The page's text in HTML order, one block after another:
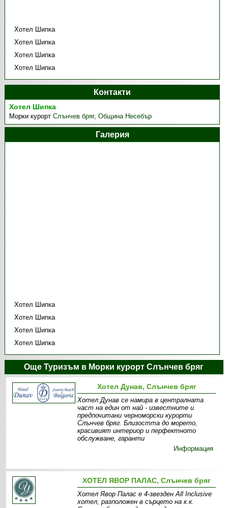
Хотел Шипка
Хотел Шипка
Хотел Шипка
Хотел Шипка
Контакти
Хотел Шипка
Морки курортСлънчев бряг,Община Несебър
Галерия
Хотел Шипка
Хотел Шипка
Хотел Шипка
Хотел Шипка
Още Туризъм в Морки курорт Слънчев бряг
Хотел Дунав, Слънчев бряг
Хотел Дунав се намира в централната
част на един от най - известните и
предпочитани черноморски курорти
Слънчев бряг. Близостта до морето,
красивият интериор и перфектното
обслужване, гаранти
Информация
ХОТЕЛ ЯВОР ПАЛАС, Слънчев бряг
Хотел Явор Палас е 4-звезден All Inclusive
хотел, разположен в сърцето на к.к.